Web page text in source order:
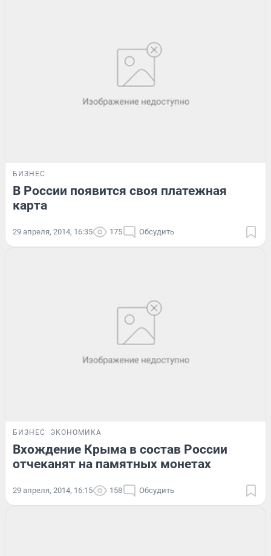
БИЗНЕС
В России появится своя платежная
карта
29 апреля, 2014, 16:35 175 Обсудить
БИЗНЕС ЭКОНОМИКА
Вхождение Крыма в состав России
отчеканят на памятных монетах
29 апреля, 2014, 16:15 158 Обсудить